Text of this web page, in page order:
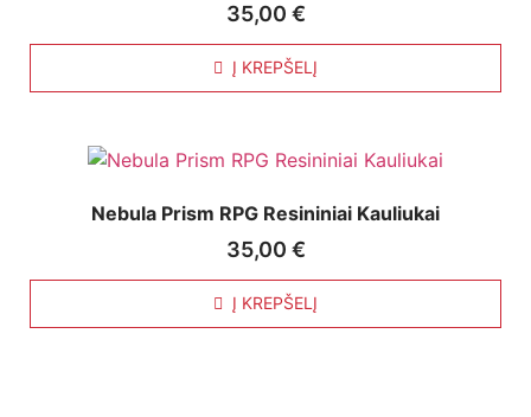
35,00 €
Į KREPŠELĮ
Nebula Prism RPG Resininiai Kauliukai
35,00 €
Į KREPŠELĮ